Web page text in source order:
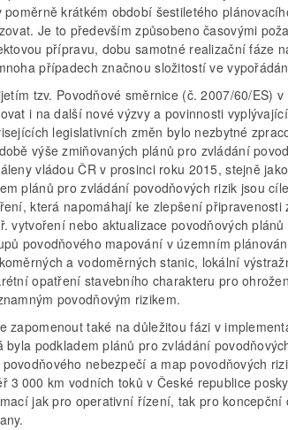
poměrně krátkém období šestiletého
Je to především způsobeno časovými
přípravu, dobu samotné realizační fáze
případech značnou složitostí ve
tzv. Povodňové směrnice (č. 2007/60/ES)
i na další nové výzvy a povinnosti
legislativních změn bylo nezbytné
výše zmiňovaných plánů pro zvládání
vládou ČR v prosinci roku 2015, stejně
plánů pro zvládání povodňových rizik jsou
která napomáhají ke zlepšení
vytvoření nebo aktualizace povodňových
povodňového mapování v územním
a vodoměrných stanic, lokální
opatření stavebního charakteru pro
povodňovým rizikem.
zapomenout také na důležitou fázi v
byla podkladem plánů pro zvládání
povodňového nebezpečí a map povodňových
3 000 km vodních toků v České republice
jak pro operativní řízení, tak pro koncepční